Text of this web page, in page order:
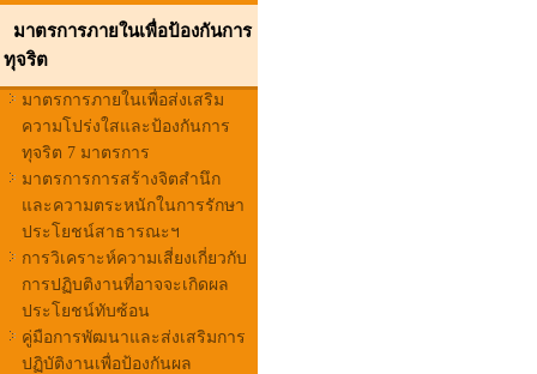
มาตรการภายในเพื่อป้องกันการ
ทุจริต
มาตรการภายในเพื่อส่งเสริม
ความโปร่งใสและป้องกันการ
ทุจริต 7 มาตรการ
มาตรการการสร้างจิตสำนึก
และความตระหนักในการรักษา
ประโยชน์สาธารณะฯ
การวิเคราะห์ความเสี่ยงเกี่ยวกับ
การปฏิบติงานที่อาจจะเกิดผล
ประโยชน์ทับซ้อน
คู่มือการพัฒนาและส่งเสริมการ
ปฏิบัติงานเพื่อป้องกันผล